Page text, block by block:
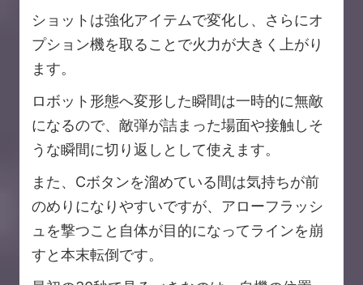
ショットは強化アイテムで変化し、さらにオ
プション機を取ることで火力が大きく上がり
ます。
ロボット形態へ変形した瞬間は一時的に無敵
になるので、敵弾が詰まった場面や接触しそ
うな瞬間に切り返しとして使えます。
また、Cボタンを溜めている間は気持ちが前
のめりになりやすいですが、アローフラッシ
ュを撃つこと自体が目的になってラインを崩
すと本末転倒です。